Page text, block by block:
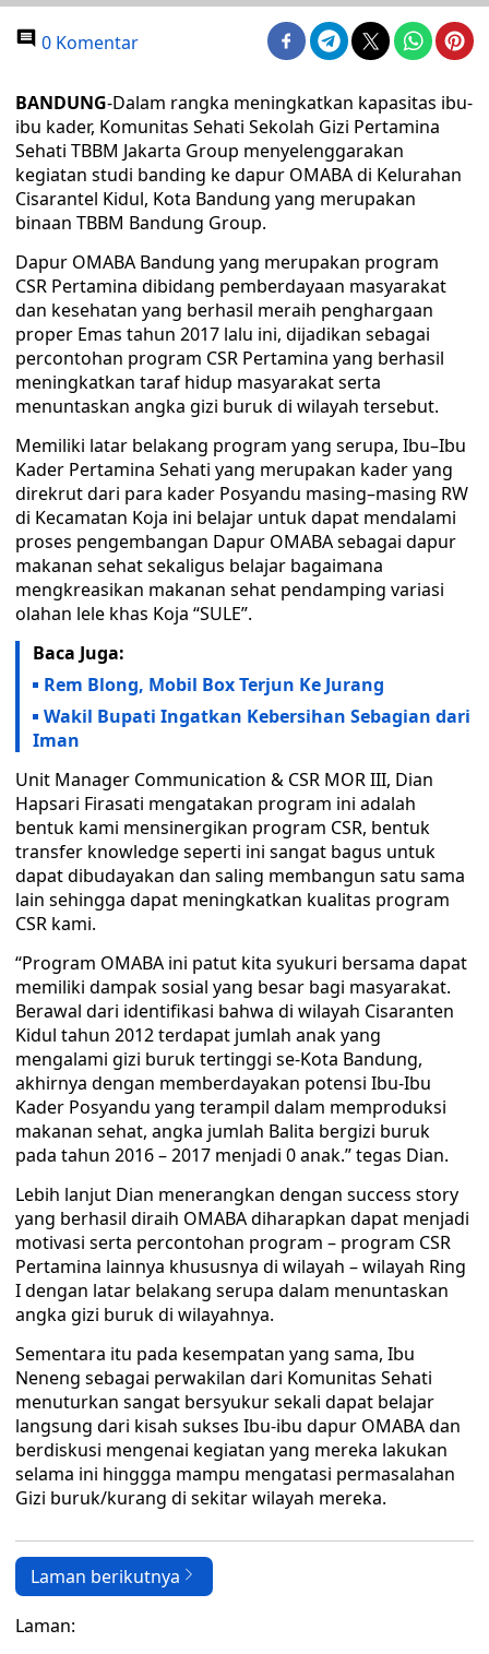
0 Komentar
BANDUNG-Dalam rangka meningkatkan kapasitas ibu-
ibu kader, Komunitas Sehati Sekolah Gizi Pertamina
Sehati TBBM Jakarta Group menyelenggarakan
kegiatan studi banding ke dapur OMABA di Kelurahan
Cisarantel Kidul, Kota Bandung yang merupakan
binaan TBBM Bandung Group.
Dapur OMABA Bandung yang merupakan program
CSR Pertamina dibidang pemberdayaan masyarakat
dan kesehatan yang berhasil meraih penghargaan
proper Emas tahun 2017 lalu ini, dijadikan sebagai
percontohan program CSR Pertamina yang berhasil
meningkatkan taraf hidup masyarakat serta
menuntaskan angka gizi buruk di wilayah tersebut.
Memiliki latar belakang program yang serupa, Ibu–Ibu
Kader Pertamina Sehati yang merupakan kader yang
direkrut dari para kader Posyandu masing–masing RW
di Kecamatan Koja ini belajar untuk dapat mendalami
proses pengembangan Dapur OMABA sebagai dapur
makanan sehat sekaligus belajar bagaimana
mengkreasikan makanan sehat pendamping variasi
olahan lele khas Koja “SULE”.
Baca Juga:
Rem Blong, Mobil Box Terjun Ke Jurang
Wakil Bupati Ingatkan Kebersihan Sebagian dari
Iman
Unit Manager Communication & CSR MOR III, Dian
Hapsari Firasati mengatakan program ini adalah
bentuk kami mensinergikan program CSR, bentuk
transfer knowledge seperti ini sangat bagus untuk
dapat dibudayakan dan saling membangun satu sama
lain sehingga dapat meningkatkan kualitas program
CSR kami.
“Program OMABA ini patut kita syukuri bersama dapat
memiliki dampak sosial yang besar bagi masyarakat.
Berawal dari identifikasi bahwa di wilayah Cisaranten
Kidul tahun 2012 terdapat jumlah anak yang
mengalami gizi buruk tertinggi se-Kota Bandung,
akhirnya dengan memberdayakan potensi Ibu-Ibu
Kader Posyandu yang terampil dalam memproduksi
makanan sehat, angka jumlah Balita bergizi buruk
pada tahun 2016 – 2017 menjadi 0 anak.” tegas Dian.
Lebih lanjut Dian menerangkan dengan success story
yang berhasil diraih OMABA diharapkan dapat menjadi
motivasi serta percontohan program – program CSR
Pertamina lainnya khususnya di wilayah – wilayah Ring
I dengan latar belakang serupa dalam menuntaskan
angka gizi buruk di wilayahnya.
Sementara itu pada kesempatan yang sama, Ibu
Neneng sebagai perwakilan dari Komunitas Sehati
menuturkan sangat bersyukur sekali dapat belajar
langsung dari kisah sukses Ibu-ibu dapur OMABA dan
berdiskusi mengenai kegiatan yang mereka lakukan
selama ini hinggga mampu mengatasi permasalahan
Gizi buruk/kurang di sekitar wilayah mereka.
Laman berikutnya
Laman: